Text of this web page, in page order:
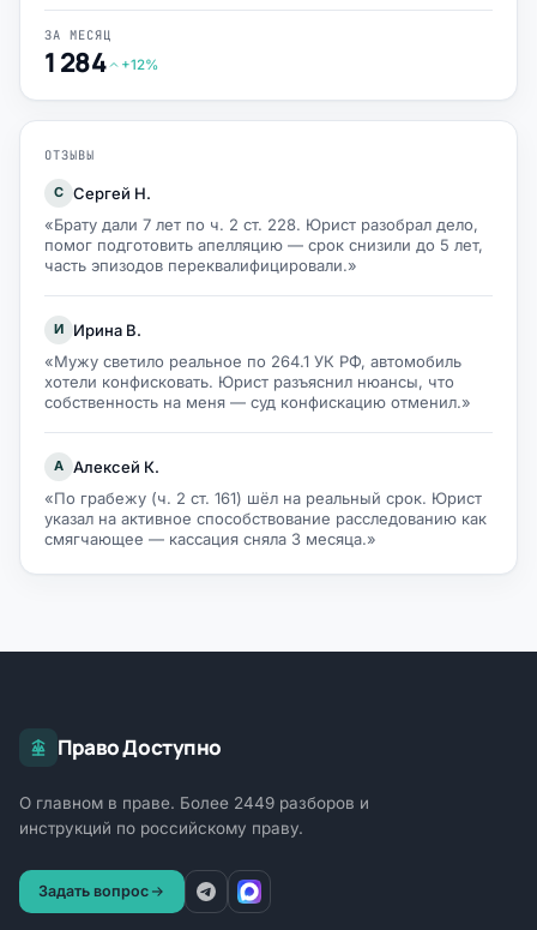
ЗА МЕСЯЦ
1 284 +12%
ОТЗЫВЫ
С Сергей Н.
«Брату дали 7 лет по ч. 2 ст. 228. Юрист разобрал дело,
помог подготовить апелляцию — срок снизили до 5 лет,
часть эпизодов переквалифицировали.»
И
Ирина В.
«Мужу светило реальное по 264.1 УК РФ, автомобиль
хотели конфисковать. Юрист разъяснил нюансы, что
собственность на меня — суд конфискацию отменил.»
А Алексей К.
«По грабежу (ч. 2 ст. 161) шёл на реальный срок. Юрист
указал на активное способствование расследованию как
смягчающее — кассация сняла 3 месяца.»
Право Доступно
О главном в праве. Более 2449 разборов и
инструкций по российскому праву.
Задать вопрос